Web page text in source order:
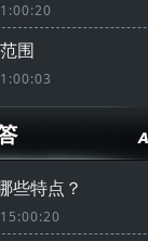
围
些特点？